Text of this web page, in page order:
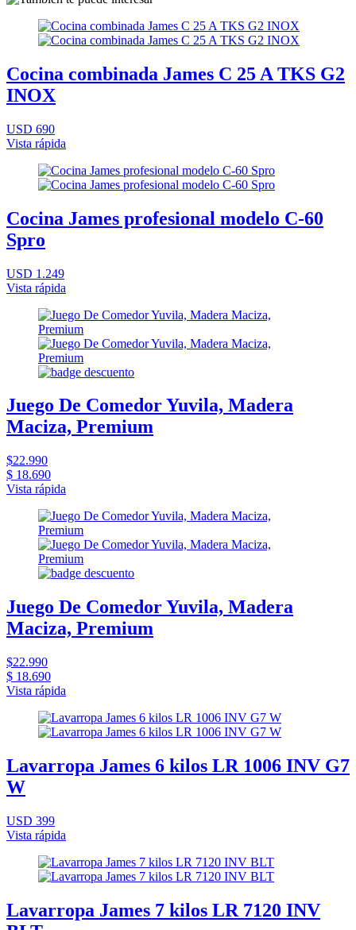
Cocina combinada James C 25 A TKS G2
INOX
USD 690
Vista rápida
Cocina James profesional modelo C-60
Spro
USD 1.249
Vista rápida
Juego De Comedor Yuvila, Madera
Maciza, Premium
$22.990
$ 18.690
Vista rápida
Juego De Comedor Yuvila, Madera
Maciza, Premium
$22.990
$ 18.690
Vista rápida
Lavarropa James 6 kilos LR 1006 INV G7
W
USD 399
Vista rápida
Lavarropa James 7 kilos LR 7120 INV